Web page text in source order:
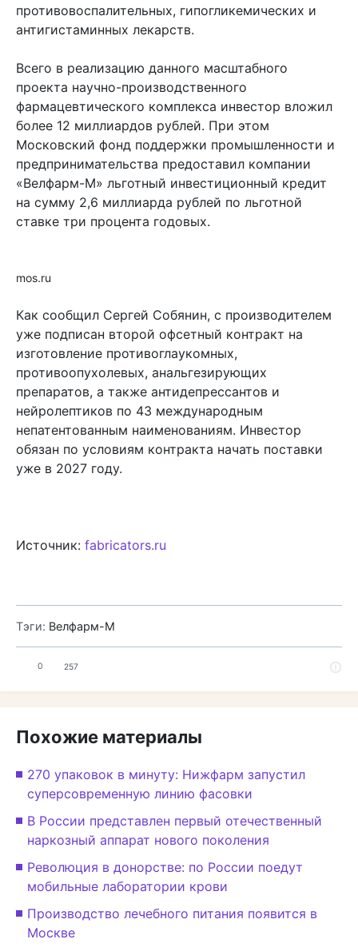
противовоспалительных, гипогликемических и
антигистаминных лекарств.
Всего в реализацию данного масштабного
проекта научно-производственного
фармацевтического комплекса инвестор вложил
более 12 миллиардов рублей. При этом
Московский фонд поддержки промышленности и
предпринимательства предоставил компании
«Велфарм-М» льготный инвестиционный кредит
на сумму 2,6 миллиарда рублей по льготной
ставке три процента годовых.
mos.ru
Как сообщил Сергей Собянин, с производителем
уже подписан второй офсетный контракт на
изготовление противоглаукомных,
противоопухолевых, анальгезирующих
препаратов, а также антидепрессантов и
нейролептиков по 43 международным
непатентованным наименованиям. Инвестор
обязан по условиям контракта начать поставки
уже в 2027 году.
Источник: fabricators.ru
Тэги: Велфарм-М
0 257
Похожие материалы
270 упаковок в минуту: Нижфарм запустил
суперсовременную линию фасовки
В России представлен первый отечественный
наркозный аппарат нового поколения
Революция в донорстве: по России поедут
мобильные лаборатории крови
Производство лечебного питания появится в
Москве